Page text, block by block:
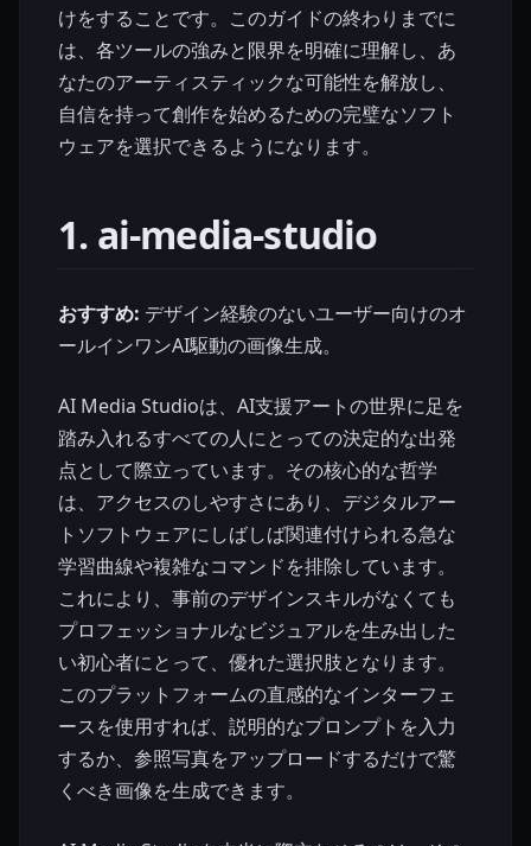
けをすることです。このガイドの終わりまでに
は、各ツールの強みと限界を明確に理解し、あ
なたのアーティスティックな可能性を解放し、
自信を持って創作を始めるための完璧なソフト
ウェアを選択できるようになります。
1. ai-media-studio
おすすめ: デザイン経験のないユーザー向けのオ
ールインワンAI駆動の画像生成。
AI Media Studioは、AI支援アートの世界に足を
踏み入れるすべての人にとっての決定的な出発
点として際立っています。その核心的な哲学
は、アクセスのしやすさにあり、デジタルアー
トソフトウェアにしばしば関連付けられる急な
学習曲線や複雑なコマンドを排除しています。
これにより、事前のデザインスキルがなくても
プロフェッショナルなビジュアルを生み出した
い初心者にとって、優れた選択肢となります。
このプラットフォームの直感的なインターフェ
ースを使用すれば、説明的なプロンプトを入力
するか、参照写真をアップロードするだけで驚
くべき画像を生成できます。